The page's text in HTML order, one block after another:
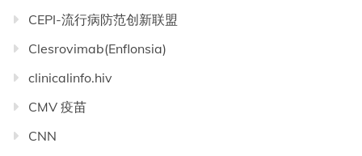
CEPI-流行病防范创新联盟
Clesrovimab(Enflonsia)
clinicalinfo.hiv
CMV 疫苗
CNN